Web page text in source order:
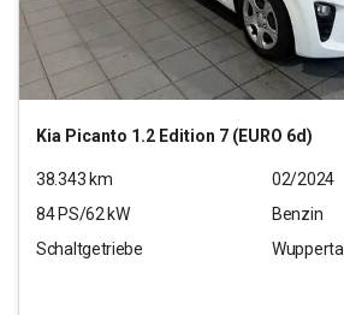
Kia Picanto 1.2 Edition 7 (EURO 6d)
38.343 km
02/2024
84PS/62 kW
Benzin
Schaltgetriebe
Wuppertal